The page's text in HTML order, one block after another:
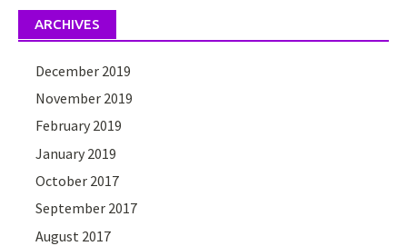
ARCHIVES
December 2019
November 2019
February 2019
January 2019
October 2017
September 2017
August 2017